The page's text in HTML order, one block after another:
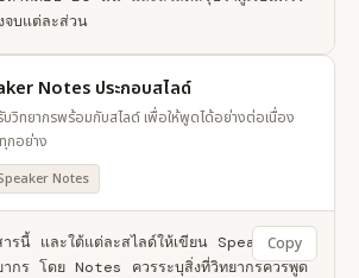
จบแต่ละส่วน
Notes ประกอบสไลด์
บวิทยากรพร้อมกับสไลด์ เพื่อให้พูดได้อย่างต่อเนื่อง
กอย่าง
Notes
ารนี้ และใต้แต่ละสไลด์ให้เขียน Speaker
กร โดย Notes ควรระบุสิ่งที่วิทยากรควรพูด
Copy